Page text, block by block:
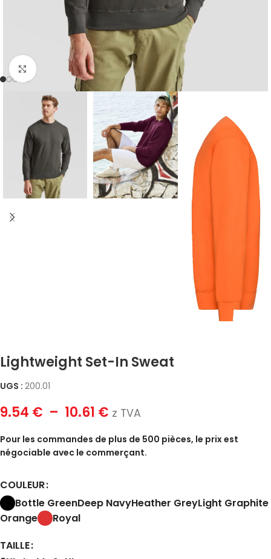
Click to enlarge
Lightweight Set-In Sweat
UGS : 200.01
9.54 € – 10.61 € z TVA
Pour les commandes de plus de 500 pièces, le prix est
négociable avec le commerçant.
COULEUR
Bottle GreenDeep NavyHeather GreyLight Graphite
Orange
Royal
TAILLE